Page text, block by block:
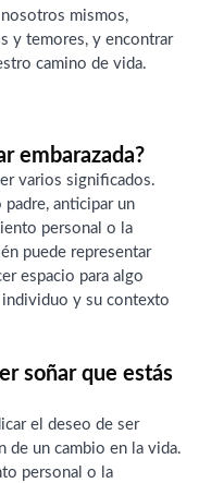
mismos,
y temores, y encontrar
camino de vida.
embarazada?
varios significados.
anticipar un
personal o la
puede representar
espacio para algo
individuo y su contexto
soñar que estás
el deseo de ser
de un cambio en la vida.
personal o la